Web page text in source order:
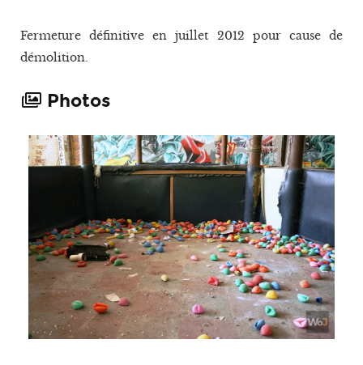
Fermeture définitive en juillet 2012 pour cause de
démolition.
Photos